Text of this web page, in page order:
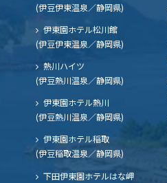
(伊豆伊東温泉／静岡県)
伊東園ホテル松川館
(伊豆伊東温泉／静岡県)
熱川ハイツ
(伊豆熱川温泉／静岡県)
伊東園ホテル熱川
(伊豆熱川温泉／静岡県)
伊東園ホテル稲取
(伊豆稲取温泉／静岡県)
下田伊東園ホテルはな岬